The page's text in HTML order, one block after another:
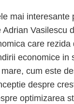
mai interesante
Adrian Vasilescu
care rezida
economice in
cum este
despre
optimizarea